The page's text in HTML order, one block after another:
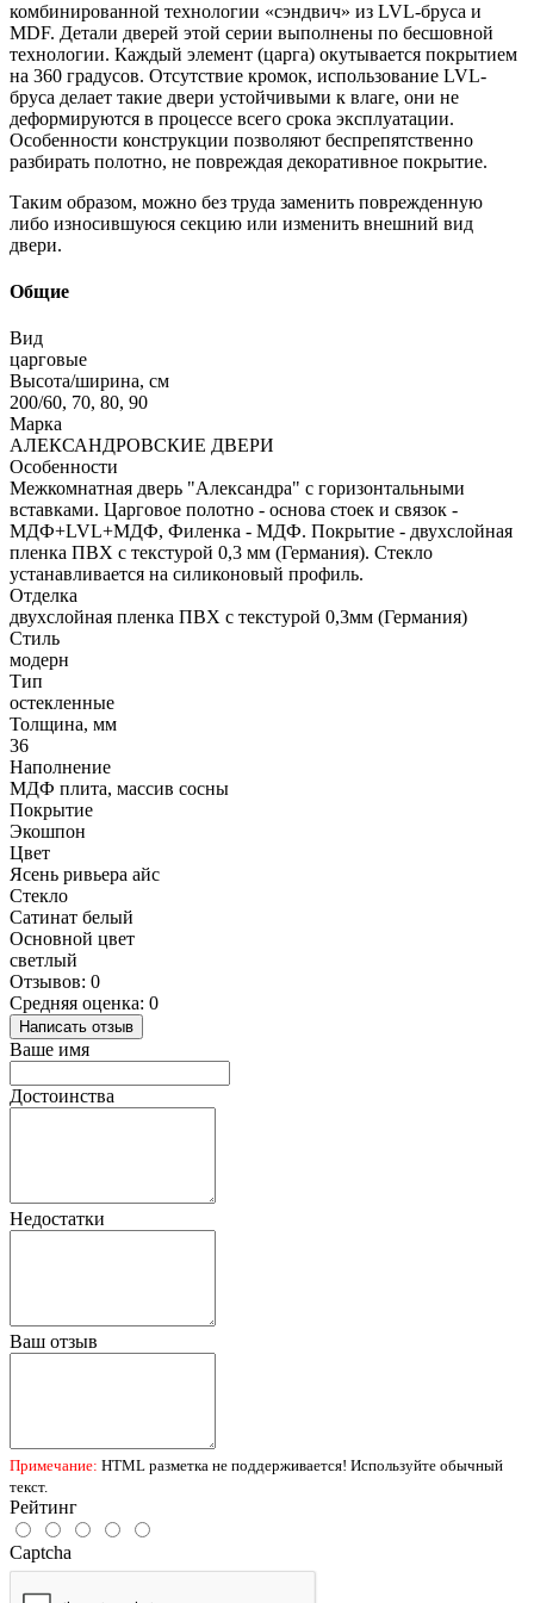
комбинированной технологии «сэндвич» из LVL-бруса и
МDF. Детали дверей этой серии выполнены по бесшовной
технологии. Каждый элемент (царга) окутывается покрытием
на 360 градусов. Отсутствие кромок, использование LVL-
бруса делает такие двери устойчивыми к влаге, они не
деформируются в процессе всего срока эксплуатации.
Особенности конструкции позволяют беспрепятственно
разбирать полотно, не повреждая декоративное покрытие.
Таким образом, можно без труда заменить поврежденную
либо износившуюся секцию или изменить внешний вид
двери.
Общие
Вид
царговые
Высота/ширина, см
200/60, 70, 80, 90
Марка
АЛЕКСАНДРОВСКИЕ ДВЕРИ
Особенности
Межкомнатная дверь "Александра" с горизонтальными
вставками. Царговое полотно - основа стоек и связок -
МДФ+LVL+МДФ, Филенка - МДФ. Покрытие - двухслойная
пленка ПВХ с текстурой 0,3 мм (Германия). Стекло
устанавливается на силиконовый профиль.
Отделка
двухслойная пленка ПВХ с текстурой 0,3мм (Германия)
Стиль
модерн
Тип
остекленные
Толщина, мм
36
Наполнение
МДФ плита, массив сосны
Покрытие
Экошпон
Цвет
Ясень ривьера айс
Стекло
Сатинат белый
Основной цвет
светлый
Отзывов: 0
Средняя оценка: 0
Написать отзыв
Ваше имя
Достоинства
Недостатки
Ваш отзыв
Примечание: HTML разметка не поддерживается! Используйте обычный
текст.
Рейтинг
Captcha